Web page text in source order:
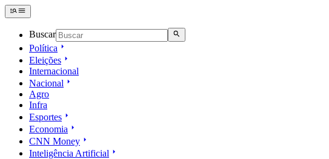
Buscar
Política
Eleições
Internacional
Nacional
Agro
Infra
Esportes
Economia
CNN Money
Inteligência Artificial